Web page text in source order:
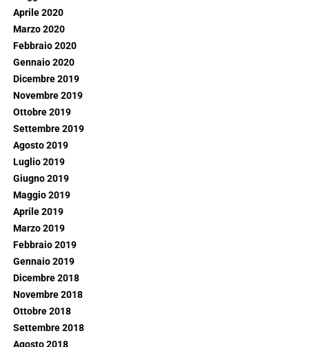
Aprile 2020
Marzo 2020
Febbraio 2020
Gennaio 2020
Dicembre 2019
Novembre 2019
Ottobre 2019
Settembre 2019
Agosto 2019
Luglio 2019
Giugno 2019
Maggio 2019
Aprile 2019
Marzo 2019
Febbraio 2019
Gennaio 2019
Dicembre 2018
Novembre 2018
Ottobre 2018
Settembre 2018
Agosto 2018